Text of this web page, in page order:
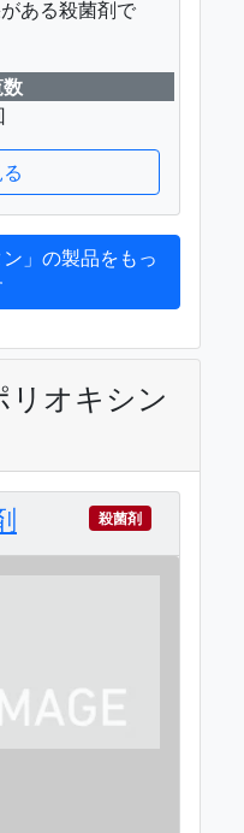
ある殺菌剤で
」の製品をもっ
リオキシン
殺菌剤